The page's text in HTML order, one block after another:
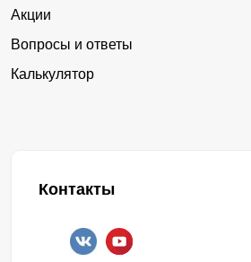
Акции
Вопросы и ответы
Калькулятор
Контакты